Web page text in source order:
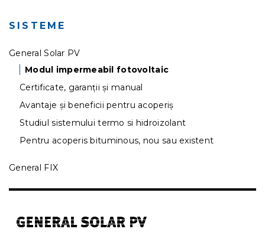
SISTEME
General Solar PV
Modul impermeabil fotovoltaic
Certificate, garanții și manual
Avantaje și beneficii pentru acoperiș
Studiul sistemului termo si hidroizolant
Pentru acoperis bituminous, nou sau existent
General FIX